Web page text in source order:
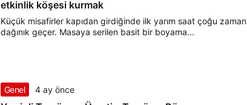
etkinlik köşesi kurmak
Küçük misafirler kapıdan girdiğinde ilk yarım saat çoğu zaman
dağınık geçer. Masaya serilen basit bir boyama...
Genel 4 ay önce